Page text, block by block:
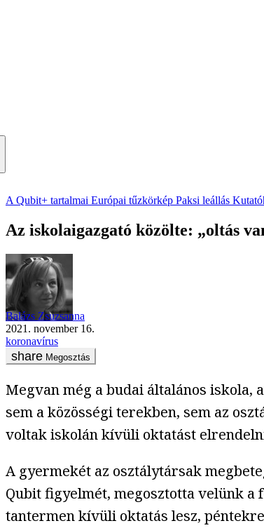
A Qubit+ tartalmai Európai tűzkörkép Paksi leállás
Az iskolaigazgató közölte: „oltás
Balázs Zsuzsanna
2021. november 16.
koronavírus
Megosztás
Megvan még a budai általános iskola,
sem a közösségi terekben, sem az
voltak iskolán kívüli oktatást
A gyermekét az osztálytársak
Qubit figyelmét, megosztotta velünk a
tantermen kívüli oktatás lesz,